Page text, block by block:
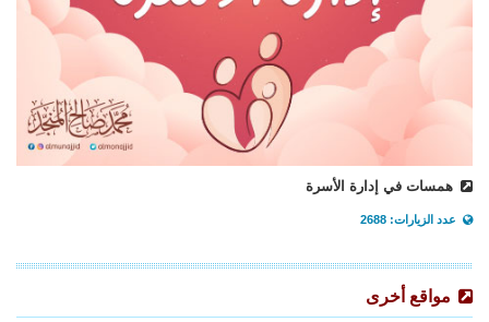
همسات في إدارة الأسرة
عدد الزيارات: 2688
مواقع أخرى